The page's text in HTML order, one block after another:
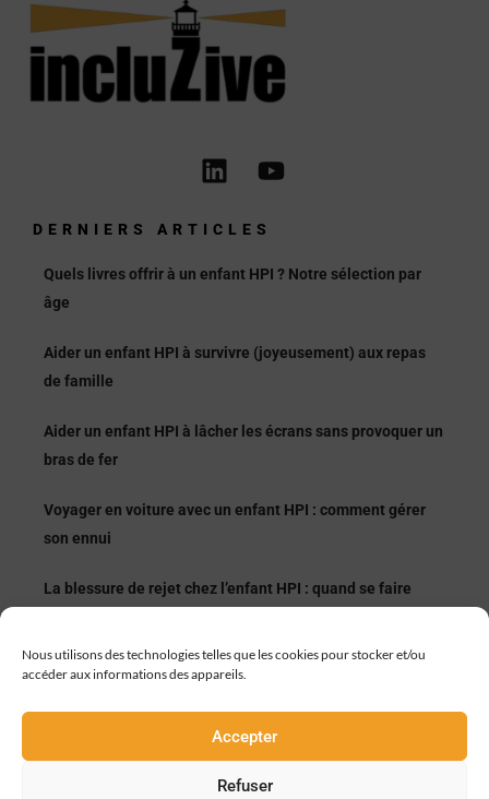
Nous utilisons des technologies telles que les cookies pour stocker et/ou
accéder aux informations des appareils.
Accepter
Refuser
LinkedinYoutube
DERNIERS ARTICLES
Quels livres offrir à un enfant HPI ? Notre sélection par
âge
Aider un enfant HPI à survivre (joyeusement) aux repas
de famille
Aider un enfant HPI à lâcher les écrans sans provoquer un
bras de fer
Voyager en voiture avec un enfant HPI : comment gérer
son ennui
La blessure de rejet chez l’enfant HPI : quand se faire
Échec et enfant HPI : apprendre à rater peut tout changer
© incluZive by Talented Formation 2026 - Tous droits